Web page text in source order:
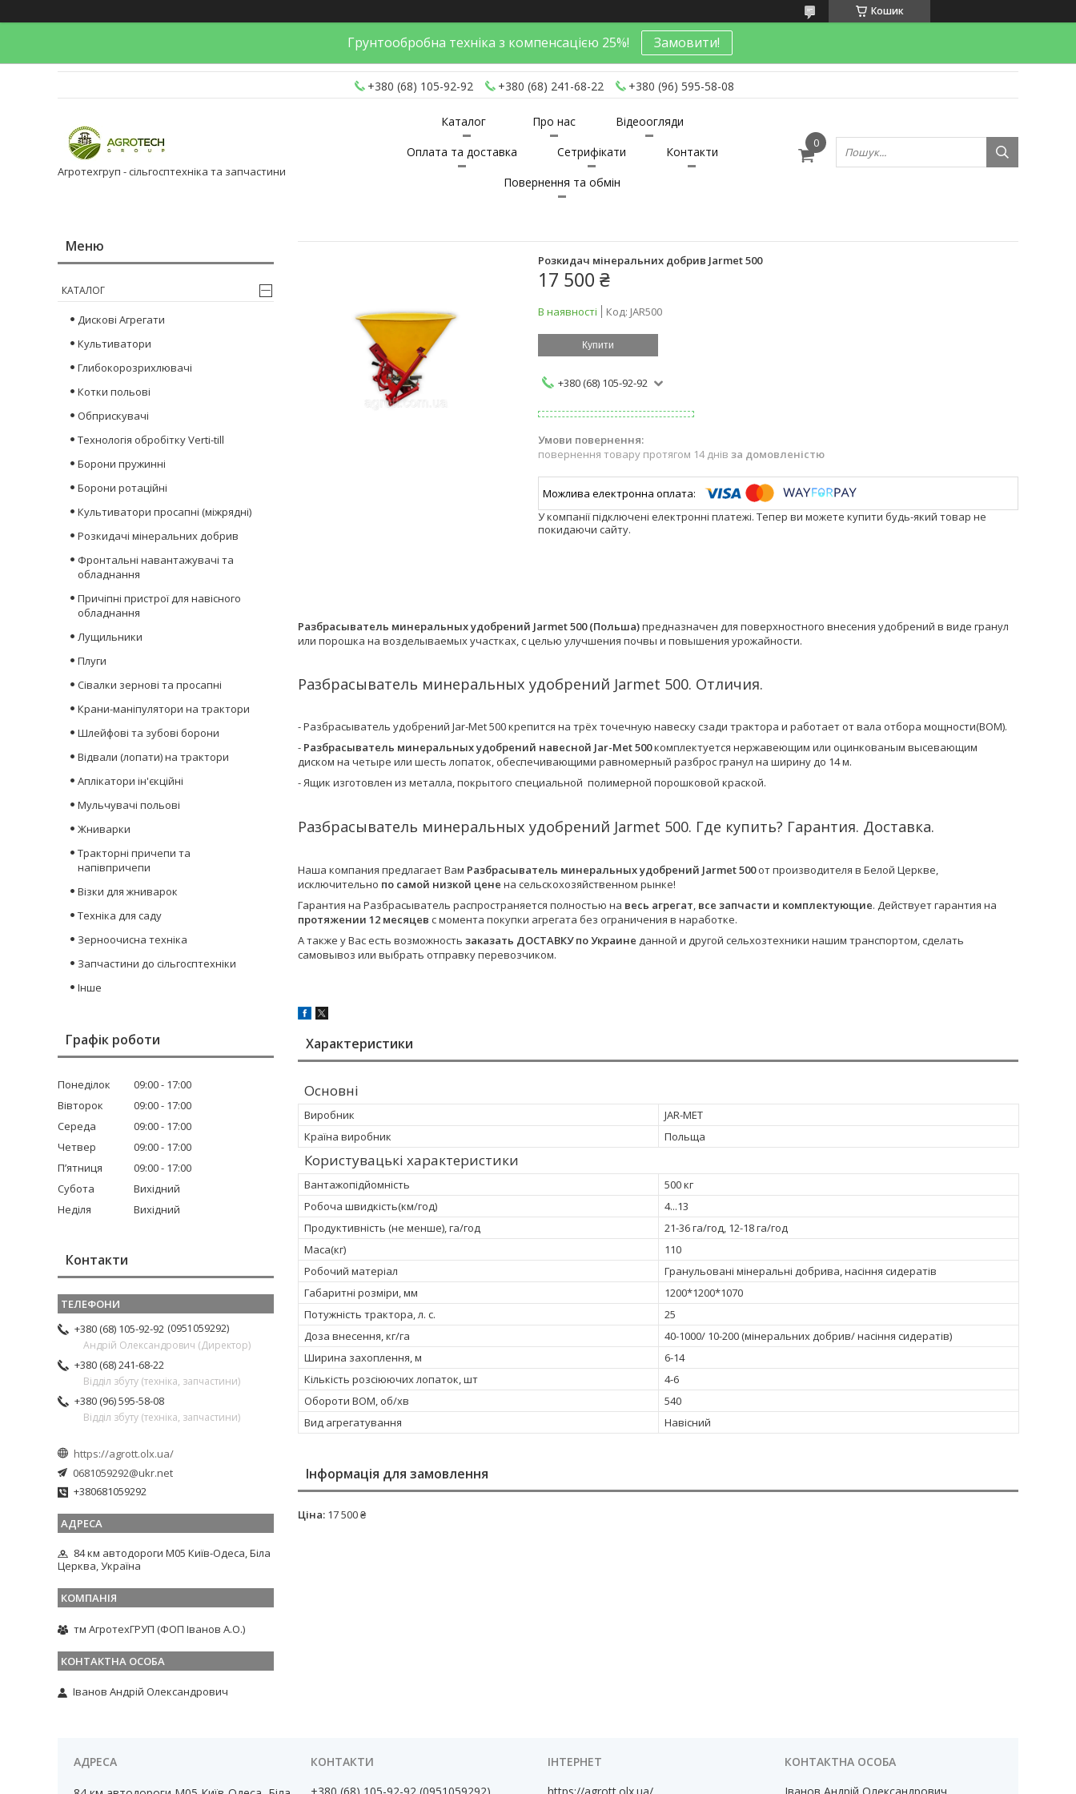
Кошик
Грунтообробна техніка з компенсацією 25%! Замовити!
+380 (68) 105-92-92 +380 (68) 241-68-22 +380 (96) 595-58-08
Агротехгруп - сільгосптехніка та запчастини
Каталог Про нас
Відеоогляди
Оплата та доставка
Сетрифікати
Контакти
Повернення та обмін
Розкидач мінеральних добрив Jarmet 500
17 500 ₴
В наявності Код: JAR500
Купити
+380 (68) 105-92-92
повернення товару протягом 14 днів за домовленістю
У компанії підключені електронні платежі. Тепер ви можете купити будь-який товар не
покидаючи сайту.
Разбрасыватель минеральных удобрений Jarmet 500 (Польша)предназначен для поверхностного внесения удобрений в виде гранул
или порошка на возделываемых участках, с целью улучшения почвы и повышения урожайности.
Разбрасыватель минеральных удобрений Jarmet 500. Отличия.
- Разбрасыватель удобрений Jar-Met 500 крепится на трёх точечную навеску сзади трактора и работает от вала отбора мощности(ВОМ).
- Разбрасыватель минеральных удобрений навесной Jar-Met 500комплектуется нержавеющим или оцинкованым высевающим
диском на четыре или шесть лопаток, обеспечивающими равномерный разброс гранул на ширину до 14 м.
- Ящик изготовлен из металла, покрытого специальной полимерной порошковой краской.
Разбрасыватель минеральных удобрений Jarmet 500. Где купить? Гарантия. Доставка.
Наша компания предлагает Вам Разбрасыватель минеральных удобрений Jarmet 500от производителя в Белой Церкве,
исключительно по самой низкой цене на сельскохозяйственном рынке!
Гарантия на Разбрасыватель распространяется полностью на весь агрегат, все запчасти и комплектующие. Действует гарантия на
протяжении 12 месяцев с момента покупки агрегата без ограничения в наработке.
А также у Вас есть возможность заказать ДОСТАВКУ по Украине данной и другой сельхозтехники нашим транспортом, сделать
самовывоз или выбрать отправку перевозчиком.
Характеристики
Основні
Виробник
JAR-MET
Країна виробник
Польща
Користувацькi характеристики
Вантажопідйомність
500 кг
Робоча швидкість(км/год)
4...13
Продуктивність (не менше), га/год
21-36 га/год, 12-18 га/год
Маса(кг)
110
Робочий матеріал
Гранульовані мінеральні добрива, насіння сидератів
Габаритні розміри, мм
1200*1200*1070
Потужність трактора, л. с.
25
Доза внесення, кг/га
40-1000/ 10-200 (мінеральних добрив/ насіння сидератів)
Ширина захоплення, м
6-14
Кількість розсіюючих лопаток, шт
4-6
Обороти ВОМ, об/хв
540
Вид агрегатування
Навісний
Інформація для замовлення
Ціна: 17 500 ₴
КАТАЛОГ
Дискові Агрегати
Культиватори
Глибокорозрихлювачі
Котки польові
Обприскувачі
Технологія обробітку Verti-till
Борони пружинні
Борони ротаційні
Культиватори просапні (міжрядні)
Розкидачі мінеральних добрив
Фронтальні навантажувачі та
обладнання
Причіпні пристрої для навісного
обладнання
Лущильники
Плуги
Сівалки зернові та просапні
Крани-маніпулятори на трактори
Шлейфові та зубові борони
Відвали (лопати) на трактори
Аплікатори ін'єкційні
Мульчувачі польові
Жниварки
Тракторні причепи та
напівпричепи
Візки для жниварок
Техніка для саду
Зерноочисна техніка
Запчастини до сільгосптехніки
Інше
Графік роботи
Понеділок 09:00
17:00
Вівторок
09:00
17:00
Середа
09:00
17:00
Четвер
09:00
17:00
Пʼятниця
09:00
17:00
Субота
Вихідний
Неділя
Вихідний
Контакти
+380 (68) 105-92-92 0951059292
Андрій Олександрович (Директор)
+380 (68) 241-68-22
Відділ збуту (техніка, запчастини)
+380 (96) 595-58-08
Відділ збуту (техніка, запчастини)
https://agrott.olx.ua/
0681059292@ukr.net
+380681059292
84 км автодороги М05 Київ-Одеса, Біла
Церква, Україна
тм АгротехГРУП (ФОП Іванов А.О.)
Іванов Андрій Олександрович